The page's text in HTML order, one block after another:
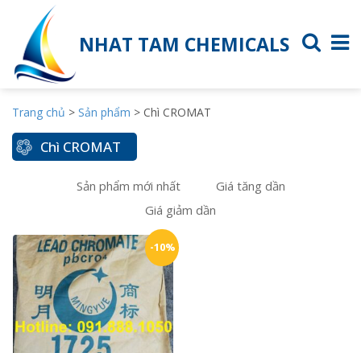
NHAT TAM CHEMICALS
Trang chủ > Sản phẩm > Chì CROMAT
Chì CROMAT
Sản phẩm mới nhất
Giá tăng dần
Giá giảm dần
-10%